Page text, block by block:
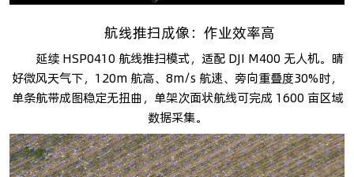
航线推扫成像：作业效率高
延续 HSP0410 航线推扫模式，适配 DJI M400 无人机。晴
好微风天气下，120m 航高、8m/s 航速、旁向重叠度30%时，
单条航带成图稳定无扭曲，单架次面状航线可完成 1600 亩区域
数据采集。